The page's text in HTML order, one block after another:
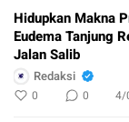
Hidupkan Makna
Eudema Tanjung
Jalan Salib
Redaksi
0 0 4/